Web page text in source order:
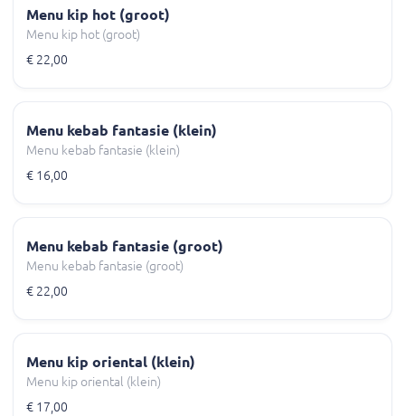
Menu kip hot (groot)
Menu kip hot (groot)
€ 22,00
Menu kebab fantasie (klein)
Menu kebab fantasie (klein)
€ 16,00
Menu kebab fantasie (groot)
Menu kebab fantasie (groot)
€ 22,00
Menu kip oriental (klein)
Menu kip oriental (klein)
€ 17,00